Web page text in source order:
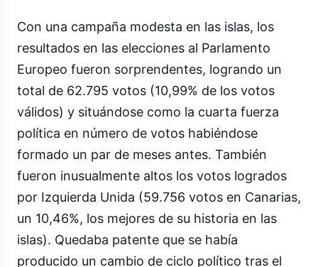
Con una campaña modesta en las islas, los
resultados en las elecciones al Parlamento
Europeo fueron sorprendentes, logrando un
total de 62.795 votos (10,99% de los votos
válidos) y situándose como la cuarta fuerza
política en número de votos habiéndose
formado un par de meses antes. También
fueron inusualmente altos los votos logrados
por Izquierda Unida (59.756 votos en Canarias,
un 10,46%, los mejores de su historia en las
islas). Quedaba patente que se había
producido un cambio de ciclo político tras el